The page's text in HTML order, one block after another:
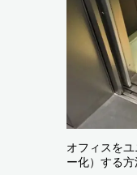
オフィスを
ー化）する